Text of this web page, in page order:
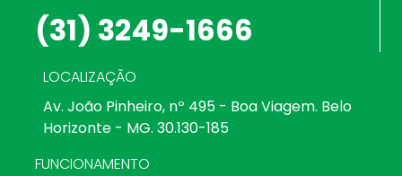
(31) 3249-1666
LOCALIZAÇÃO
Av. João Pinheiro, nº 495 - Boa Viagem. Belo
Horizonte - MG. 30.130-185
FUNCIONAMENTO